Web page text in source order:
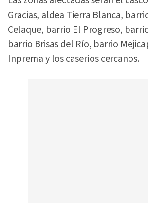
Gracias, aldea Tierra Blanca,
Celaque, barrio El Progreso,
barrio Brisas del Río, barrio
Inprema y los caseríos cercanos.